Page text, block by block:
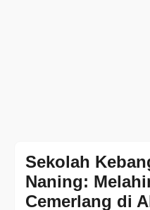
Sekolah
Naning:
Cemerlang di